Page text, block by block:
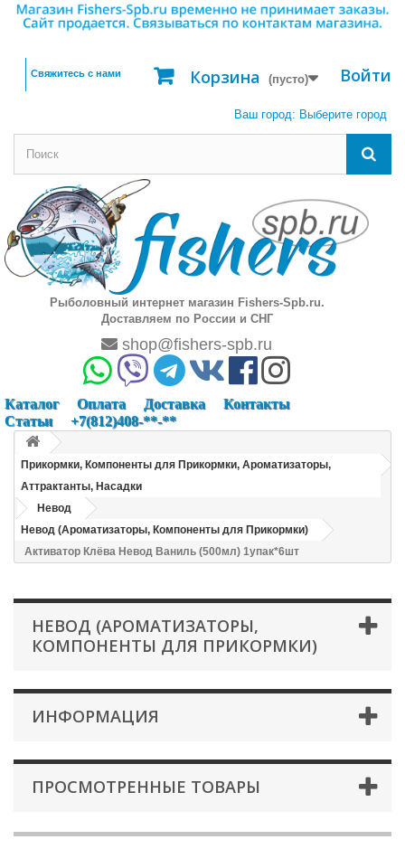
Войти
Корзина (пусто)
Свяжитесь с нами
Ваш город: Выберите город
Рыболовный интернет магазин Fishers-Spb.ru.
Доставляем по России и СНГ
shop@fishers-spb.ru
Каталог Оплата Доставка
Контакты
Статьи
+7(812)408-**-**
Прикормки, Компоненты для Прикормки, Ароматизаторы,
Аттрактанты, Насадки
Невод
Невод (Ароматизаторы, Компоненты для Прикормки)
Активатор Клёва Невод Ваниль (500мл) 1упак*6шт
НЕВОД (АРОМАТИЗАТОРЫ,
КОМПОНЕНТЫ ДЛЯ ПРИКОРМКИ)
ИНФОРМАЦИЯ
ПРОСМОТРЕННЫЕ ТОВАРЫ